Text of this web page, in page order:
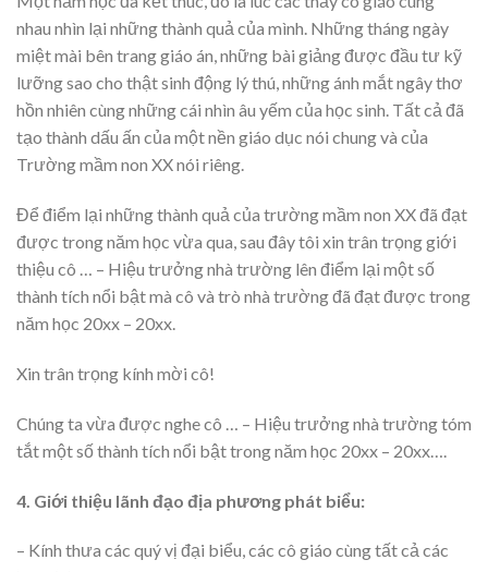
nhau nhìn lại những thành quả của mình. Những tháng ngày
miệt mài bên trang giáo án, những bài giảng được đầu tư kỹ
lưỡng sao cho thật sinh động lý thú, những ánh mắt ngây thơ
hồn nhiên cùng những cái nhìn âu yếm của học sinh. Tất cả đã
tạo thành dấu ấn của một nền giáo dục nói chung và của
Trường mầm non XX nói riêng.
Để điểm lại những thành quả của trường mầm non XX đã đạt
được trong năm học vừa qua, sau đây tôi xin trân trọng giới
thiệu cô … – Hiệu trưởng nhà trường lên điểm lại một số
thành tích nổi bật mà cô và trò nhà trường đã đạt được trong
năm học 20xx – 20xx.
Xin trân trọng kính mời cô!
Chúng ta vừa được nghe cô … – Hiệu trưởng nhà trường tóm
tắt một số thành tích nổi bật trong năm học 20xx – 20xx….
4. Giới thiệu lãnh đạo địa phương phát biểu:
– Kính thưa các quý vị đại biểu, các cô giáo cùng tất cả các